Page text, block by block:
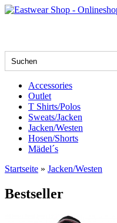
Accessories
Outlet
T Shirts/Polos
Sweats/Jacken
Jacken/Westen
Hosen/Shorts
Mädel´s
Startseite » Jacken/Westen
Bestseller